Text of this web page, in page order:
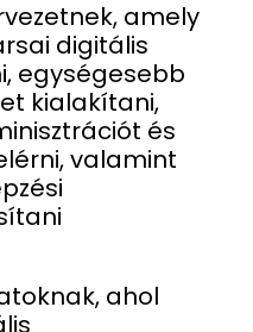
amely
digitális
egységesebb
kialakítani,
és
valamint
ahol